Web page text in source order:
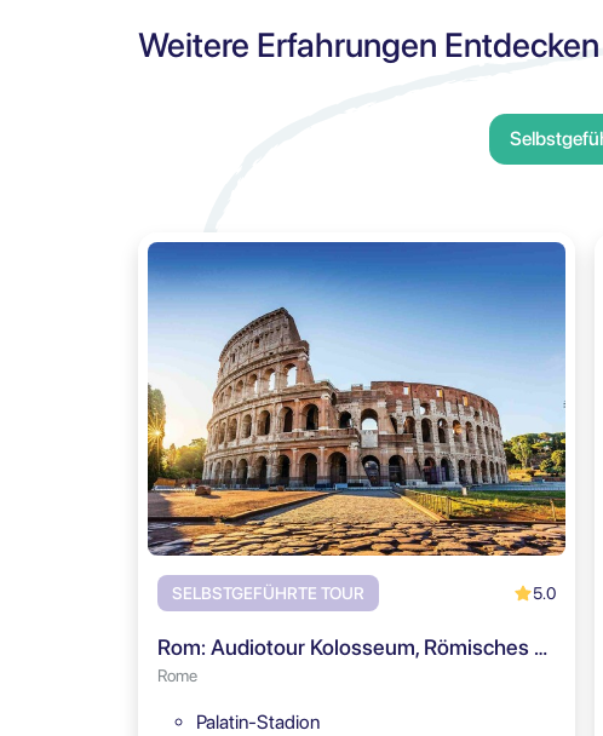
Weitere Erfahrungen Entdecken
SELBSTGEFÜHRTE TOUR 5.0
Rom: Audiotour Kolosseum, Römisches Forum & Palatin
Rome
Palatin-Stadion